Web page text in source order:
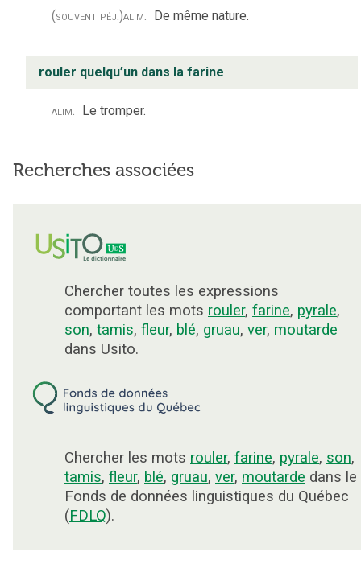
(souvent péj.)alim. De même nature.
rouler quelqu’un dans la farine
alim. Le tromper.
Recherches associées
Chercher toutes les expressions
comportant les mots rouler, farine, pyrale,
son, tamis, fleur, blé, gruau, ver, moutarde
dans Usito.
Chercher les mots rouler, farine, pyrale, son,
tamis, fleur, blé, gruau, ver, moutarde dans le
Fonds de données linguistiques du Québec
(FDLQ).